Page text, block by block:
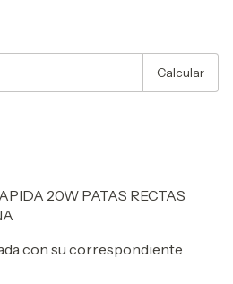
Calcular
20W PATAS RECTAS
con su correspondiente